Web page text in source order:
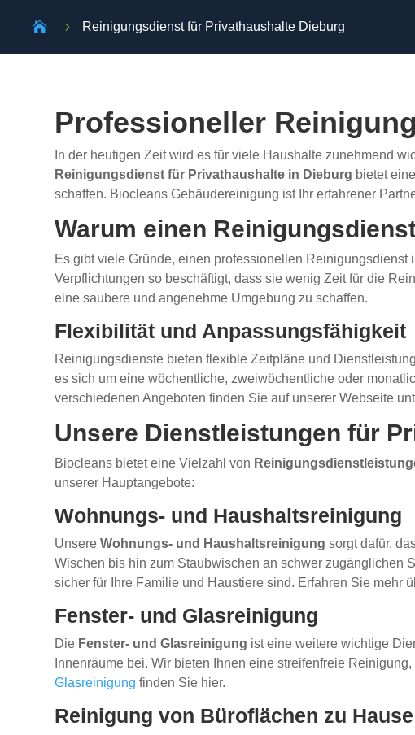
 5 Reinigungsdienst für Privathaushalte Dieburg
Professioneller
In der heutigen Zeit wird es für viele Haushalte zunehmend
Reinigungsdienst für Privathaushalte in Dieburg bietet
schaffen. Biocleans Gebäudereinigung ist Ihr erfahrener
Warum einen
Es gibt viele Gründe, einen professionellen
Verpflichtungen so beschäftigt, dass sie wenig Zeit für die
eine saubere und angenehme Umgebung zu schaffen.
Flexibilität und Anpassungsfähigkeit
Reinigungsdienste bieten flexible Zeitpläne und
es sich um eine wöchentliche, zweiwöchentliche oder
verschiedenen Angeboten finden Sie auf unserer Webseite
Unsere Dienstleistungen für
Biocleans bietet eine Vielzahl von
unserer Hauptangebote:
Wohnungs- und Haushaltsreinigung
UnsereWohnungs- und Haushaltsreinigung sorgt dafür,
Wischen bis hin zum Staubwischen an schwer zugänglichen
sicher für Ihre Familie und Haustiere sind. Erfahren Sie mehr
Fenster- und Glasreinigung
Die Fenster- und Glasreinigung ist eine weitere wichtige
Innenräume bei. Wir bieten Ihnen eine streifenfreie
Glasreinigung finden Sie hier.
Reinigung von Büroflächen zu Hause